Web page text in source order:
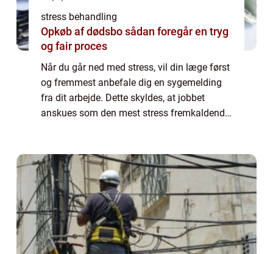
stress behandling
Opkøb af dødsbo sådan foregår en tryg
og fair proces
Når du går ned med stress, vil din læge først
og fremmest anbefale dig en sygemelding
fra dit arbejde. Dette skyldes, at jobbet
anskues som den mest stress fremkaldende